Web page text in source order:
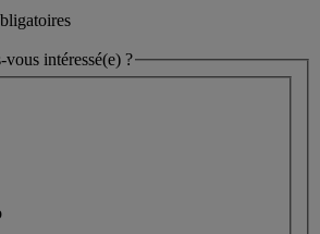
intéressé(e) ?